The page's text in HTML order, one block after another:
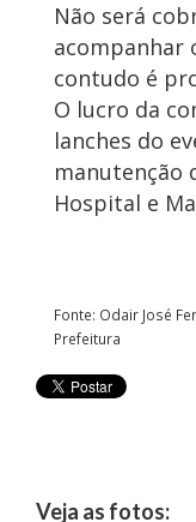
Não será
acompanhar
contudo é
O lucro da
lanches do
manutenção
Hospital e
Fonte: Odair José
Prefeitura
Veja as fotos: